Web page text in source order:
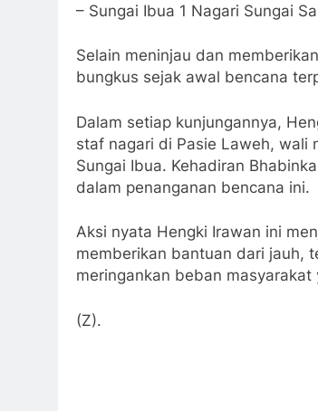
– Sungai Ibua 1 Nagari Sungai
Selain meninjau dan
bungkus sejak awal bencana
Dalam setiap kunjungannya,
staf nagari di Pasie Laweh, wali
Sungai Ibua. Kehadiran
dalam penanganan bencana ini.
Aksi nyata Hengki Irawan ini
memberikan bantuan dari jauh,
meringankan beban
(Z).